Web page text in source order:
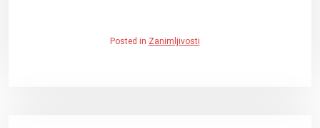
Posted in Zanimljivosti